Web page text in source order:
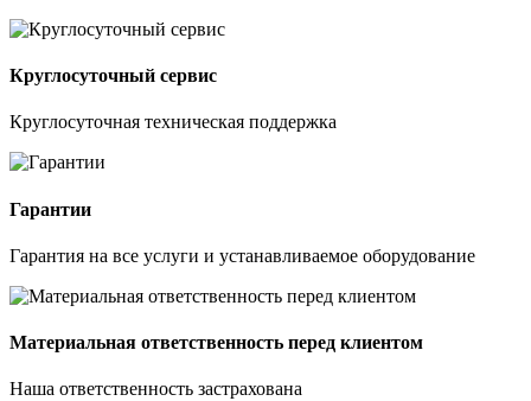
Круглосуточный сервис
Круглосуточная техническая поддержка
Гарантии
Гарантия на все услуги и устанавливаемое оборудование
Материальная ответственность перед клиентом
Наша ответственность застрахована